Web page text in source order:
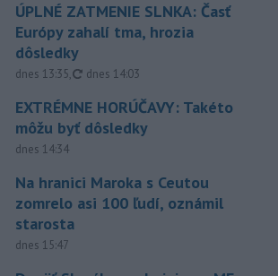
ÚPLNÉ ZATMENIE SLNKA: Časť
Európy zahalí tma, hrozia
dôsledky
dnes 13:35, aktualizované
dnes 14:03
EXTRÉMNE HORÚČAVY: Takéto
môžu byť dôsledky
dnes 14:34
Na hranici Maroka s Ceutou
zomrelo asi 100 ľudí, oznámil
starosta
dnes 15:47